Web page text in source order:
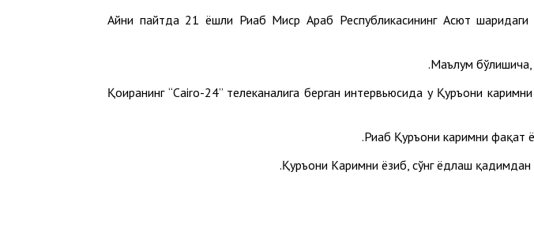
Айни пайтда 21 ёшли Риҳаб Миср Араб Республикасининг Aсют
Маълум бўлишича,
Қоҳиранинг “Cairo-24” телеканалига берган интервьюсида у Қуръони
Риҳаб Қуръони каримни фақат
Қуръони Каримни ёзиб, сўнг ёдлаш қадимдан